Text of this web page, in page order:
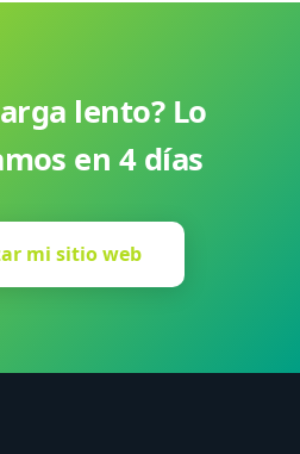
lento? Lo
en 4 días
mi sitio web